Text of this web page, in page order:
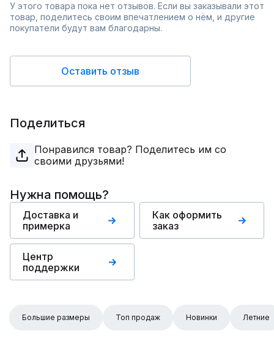
У этого товара пока нет отзывов. Если вы заказывали этот
товар, поделитесь своим впечатлением о нём, и другие
покупатели будут вам благодарны.
Оставить отзыв
Поделиться
Понравился товар? Поделитесь им со
своими друзьями!
Нужна помощь?
Доставка и
примерка
Как оформить
заказ
Центр
поддержки
Большие размеры Топ продаж Новинки Летние